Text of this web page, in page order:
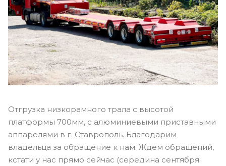
Отгрузка низкорамного трала с высотой
платформы 700мм, с алюминиевыми приставными
аппарелями в г. Ставрополь. Благодарим
владельца за обращение к нам. Ждем обращений,
кстати у нас прямо сейчас (середина сентября